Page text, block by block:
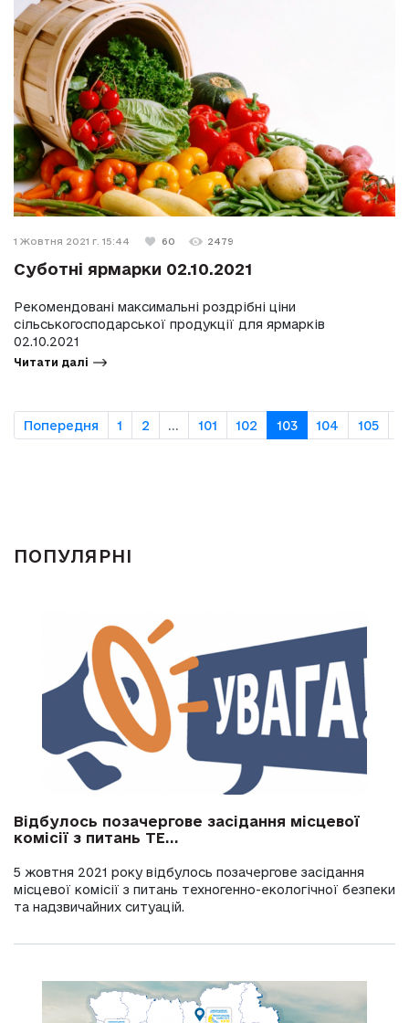
1 Жовтня 2021 г. 15:44 60 2479
Суботні ярмарки 02.10.2021
Рекомендовані максимальні роздрібні ціни
сільськогосподарської продукції для ярмарків
02.10.2021
Читати далі
Попередня 1 2 ... 101 102 103 104 105
ПОПУЛЯРНІ
Відбулось позачергове засідання місцевої
комісії з питань ТЕ...
5 жовтня 2021 року відбулось позачергове засідання
місцевої комісії з питань техногенно-екологічної безпеки
та надзвичайних ситуацій.